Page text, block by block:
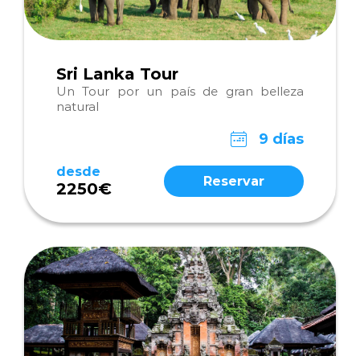
Sri Lanka Tour
Un Tour por un país de gran belleza
natural
9 días
desde
2250€ Reservar